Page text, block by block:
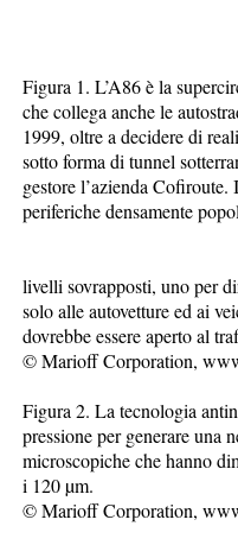
Figura 1. L’A86 è la
che collega anche le
1999, oltre a decidere di
sotto forma di tunnel
gestore l’azienda Cofiroute.
periferiche densamente
livelli sovrapposti, uno per
solo alle autovetture ed ai
dovrebbe essere aperto al
© Marioff Corporation,
Figura 2. La tecnologia
pressione per generare una
microscopiche che hanno
i 120 µm.
© Marioff Corporation,